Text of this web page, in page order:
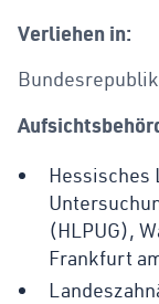
Verliehen in:
Hessisches
(HLPUG),
Frankfurt